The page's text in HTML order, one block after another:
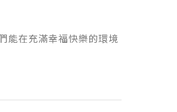
能在充滿幸福快樂的環境